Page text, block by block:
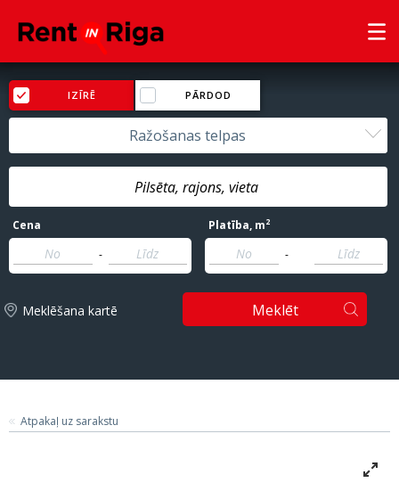
IZĪRĒ PĀRDOD
Ražošanas telpas
Cena
-
Platība, m2
-
Meklēšana kartē Meklēt
Atpakaļ uz sarakstu